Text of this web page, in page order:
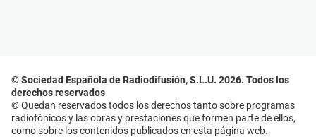
© Sociedad Española de Radiodifusión, S.L.U. 2026. Todos los
derechos reservados
© Quedan reservados todos los derechos tanto sobre programas
radiofónicos y las obras y prestaciones que formen parte de ellos,
como sobre los contenidos publicados en esta página web.